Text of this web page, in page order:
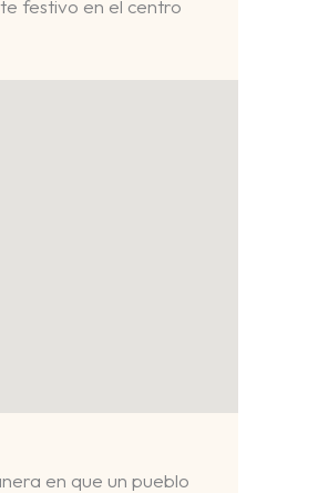
festivo en el centro
en que un pueblo